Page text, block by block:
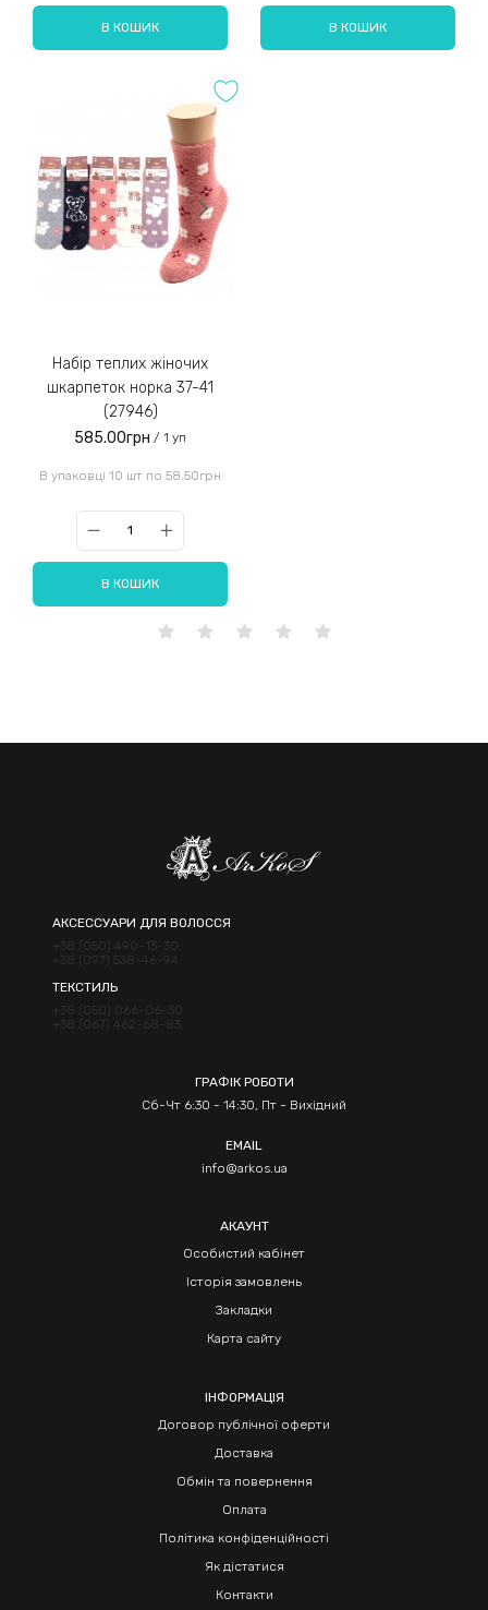
В КОШИК В КОШИК
Набір теплих жіночих
шкарпеток норка 37-41
(27946)
585.00грн / 1 уп
В упаковці 10 шт по 58.50грн
В КОШИК
АКСЕССУАРИ ДЛЯ ВОЛОССЯ
+38 (050) 490-13-30
+38 (097) 538-46-94
ТЕКСТИЛЬ
+38 (050) 066-06-30
+38 (067) 462-68-83
ГРАФІК РОБОТИ
Сб-Чт 6:30 - 14:30, Пт - Вихідний
EMAIL
info@arkos.ua
АКАУНТ
Особистий кабінет
Історія замовлень
Закладки
Карта сайту
ІНФОРМАЦІЯ
Договор публічної оферти
Доставка
Обмін та повернення
Оплата
Політика конфіденційності
Як дістатися
Контакти